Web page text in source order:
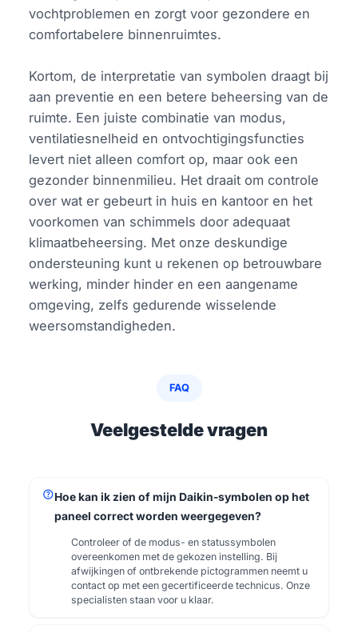
vochtproblemen en zorgt voor gezondere en
comfortabelere binnenruimtes.
Kortom, de interpretatie van symbolen draagt bij
aan preventie en een betere beheersing van de
ruimte. Een juiste combinatie van modus,
ventilatiesnelheid en ontvochtigingsfuncties
levert niet alleen comfort op, maar ook een
gezonder binnenmilieu. Het draait om controle
over wat er gebeurt in huis en kantoor en het
voorkomen van schimmels door adequaat
klimaatbeheersing. Met onze deskundige
ondersteuning kunt u rekenen op betrouwbare
werking, minder hinder en een aangename
omgeving, zelfs gedurende wisselende
weersomstandigheden.
FAQ
Veelgestelde vragen
helpHoe kan ik zien of mijn Daikin-symbolen op het
paneel correct worden weergegeven?
Controleer of de modus- en statussymbolen
overeenkomen met de gekozen instelling. Bij
afwijkingen of ontbrekende pictogrammen neemt u
contact op met een gecertificeerde technicus. Onze
specialisten staan voor u klaar.